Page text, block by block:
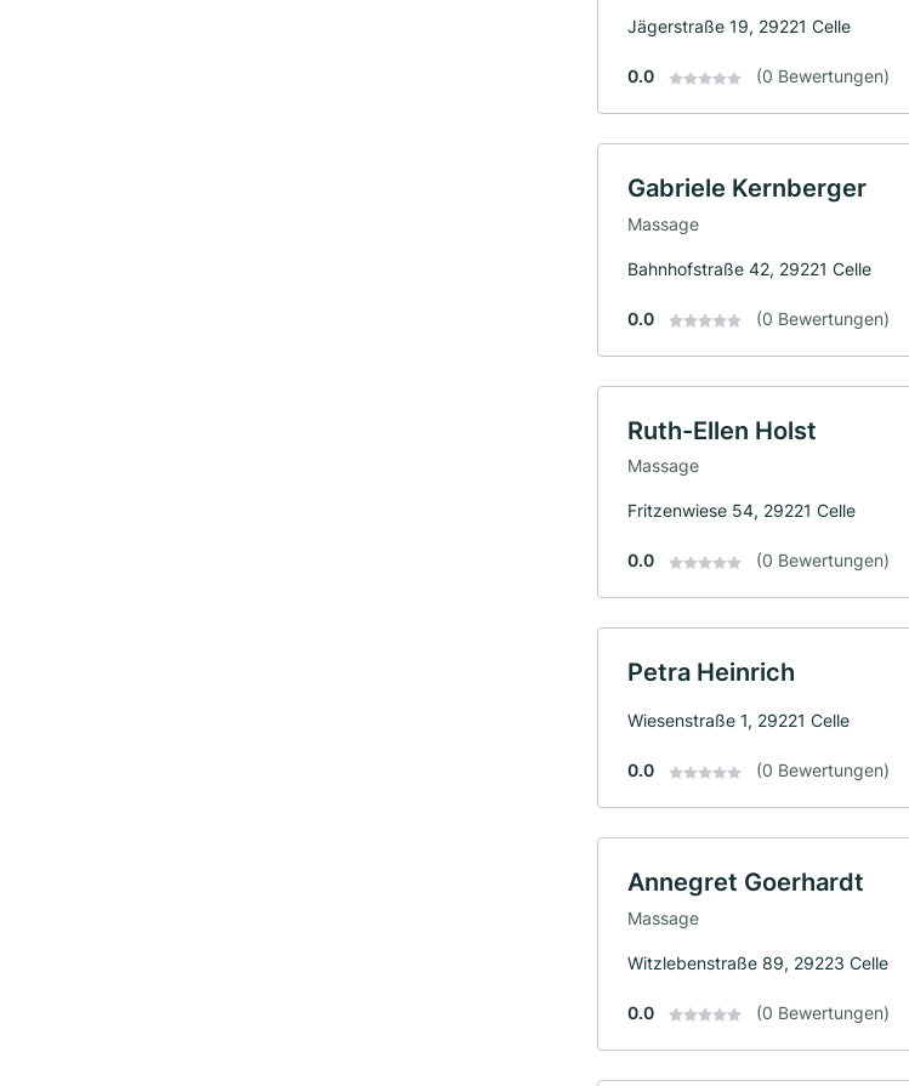
Jägerstraße 19, 29221 Celle
0.0 (0 Bewertungen)
Gabriele Kernberger
Massage
Bahnhofstraße 42, 29221 Celle
0.0 (0 Bewertungen)
Ruth-Ellen Holst
Massage
Fritzenwiese 54, 29221 Celle
0.0 (0 Bewertungen)
Petra Heinrich
Wiesenstraße 1, 29221 Celle
0.0 (0 Bewertungen)
Annegret Goerhardt
Massage
Witzlebenstraße 89, 29223 Celle
0.0 (0 Bewertungen)